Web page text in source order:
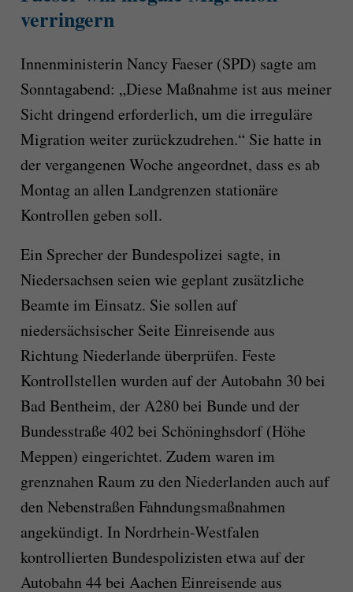
verringern
Innenministerin Nancy Faeser (SPD) sagte am
Sonntagabend: „Diese Maßnahme ist aus meiner
Sicht dringend erforderlich, um die irreguläre
Migration weiter zurückzudrehen.“ Sie hatte in
der vergangenen Woche angeordnet, dass es ab
Montag an allen Landgrenzen stationäre
Kontrollen geben soll.
Ein Sprecher der Bundespolizei sagte, in
Niedersachsen seien wie geplant zusätzliche
Beamte im Einsatz. Sie sollen auf
niedersächsischer Seite Einreisende aus
Richtung Niederlande überprüfen. Feste
Kontrollstellen wurden auf der Autobahn 30 bei
Bad Bentheim, der A280 bei Bunde und der
Bundesstraße 402 bei Schöninghsdorf (Höhe
Meppen) eingerichtet. Zudem waren im
grenznahen Raum zu den Niederlanden auch auf
den Nebenstraßen Fahndungsmaßnahmen
angekündigt. In Nordrhein-Westfalen
kontrollierten Bundespolizisten etwa auf der
Autobahn 44 bei Aachen Einreisende aus